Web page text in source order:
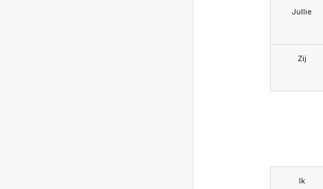
Jullie
Zij
Ik